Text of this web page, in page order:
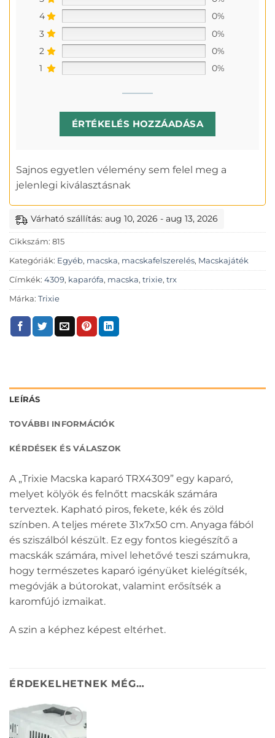
4
0%
3
0%
2
0%
1
0%
ÉRTÉKELÉS HOZZÁADÁSA
Sajnos egyetlen vélemény sem felel meg a
jelenlegi kiválasztásnak
Várható szállítás: aug 10, 2026 - aug 13, 2026
Cikkszám: 815
Kategóriák: Egyéb, macska, macskafelszerelés, Macskajáték
Címkék: 4309, kaparófa, macska, trixie, trx
Márka: Trixie
LEÍRÁS
TOVÁBBI INFORMÁCIÓK
KÉRDÉSEK ÉS VÁLASZOK
A „Trixie Macska kaparó TRX4309” egy kaparó,
melyet kölyök és felnőtt macskák számára
terveztek. Kapható piros, fekete, kék és zöld
színben. A teljes mérete 31x7x50 cm. Anyaga fából
és sziszálból készült. Ez egy fontos kiegészítő a
macskák számára, mivel lehetővé teszi számukra,
hogy természetes kaparó igényüket kielégítsék,
megóvják a bútorokat, valamint erősítsék a
karomfújó izmaikat.
A szin a képhez képest eltérhet.
ÉRDEKELHETNEK MÉG…